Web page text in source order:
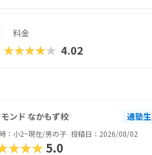
料金
★★★★★ 4.02
ンド なかもず校 通塾生
：小2~現在/男の子 投稿日：2026/08/02
5.0